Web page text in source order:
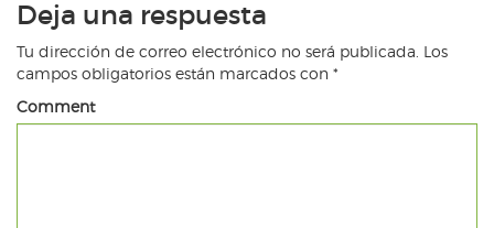
Deja una respuesta
Tu dirección de correo electrónico no será publicada. Los
campos obligatorios están marcados con *
Comment